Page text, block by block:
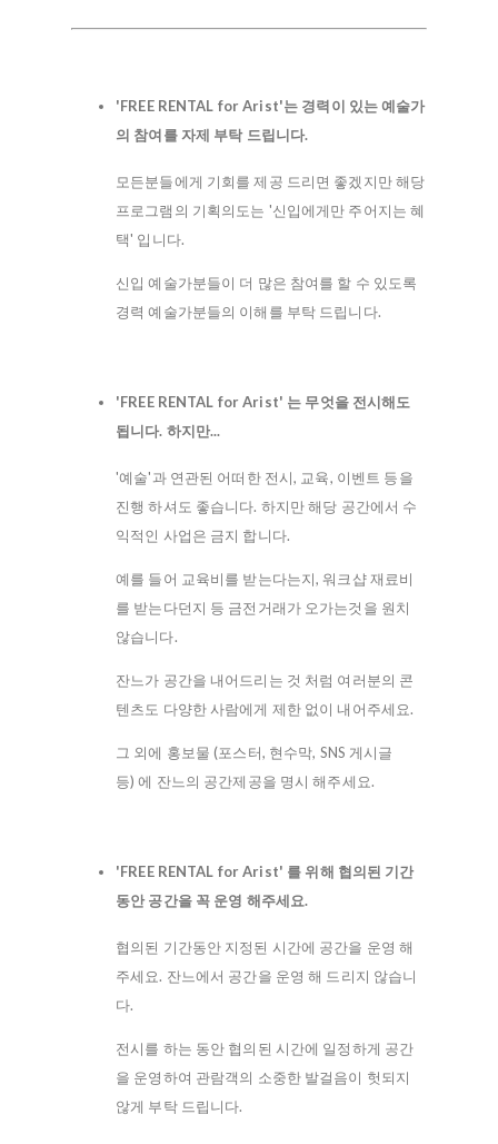
'FREE RENTAL for Arist'는 경력이 있는 예술가
의 참여를 자제 부탁 드립니다.
모든분들에게 기회를 제공 드리면 좋겠지만 해당
프로그램의 기획의도는 '신입에게만 주어지는 혜
택' 입니다.
신입 예술가분들이 더 많은 참여를 할 수 있도록
경력 예술가분들의 이해를 부탁 드립니다.
'FREE RENTAL for Arist' 는 무엇을 전시해도
됩니다. 하지만...
'예술'과 연관된 어떠한 전시, 교육, 이벤트 등을
진행 하셔도 좋습니다. 하지만 해당 공간에서 수
익적인 사업은 금지 합니다.
예를 들어 교육비를 받는다는지, 워크샵 재료비
를 받는다던지 등 금전거래가 오가는것을 원치
않습니다.
잔느가 공간을 내어드리는 것 처럼 여러분의 콘
텐츠도 다양한 사람에게 제한 없이 내어주세요.
그 외에 홍보물 (포스터, 현수막, SNS 게시글
등) 에 잔느의 공간제공을 명시 해주세요.
'FREE RENTAL for Arist' 를 위해 협의된 기간
동안 공간을 꼭 운영 해주세요.
협의된 기간동안 지정된 시간에 공간을 운영 해
주세요. 잔느에서 공간을 운영 해 드리지 않습니
다.
전시를 하는 동안 협의된 시간에 일정하게 공간
을 운영하여 관람객의 소중한 발걸음이 헛되지
않게 부탁 드립니다.